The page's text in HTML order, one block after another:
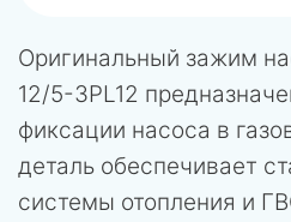
Оригинальный зажим
12/5-3PL12
фиксации насоса в
деталь обеспечивает
системы отопления и